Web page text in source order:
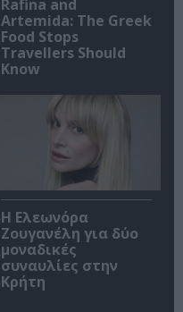
Rafina and
Artemida: The Greek
Food Stops
Travellers Should
Know
Η Ελεωνόρα
Ζουγανέλη για δύο
μοναδικές
συναυλίες στην
Κρήτη